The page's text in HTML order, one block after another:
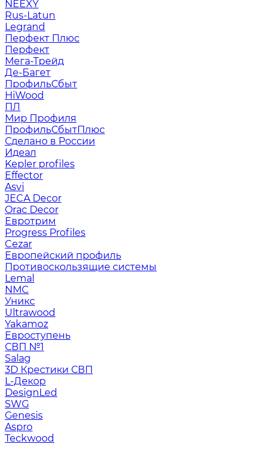
NEEXY
Rus-Latun
Legrand
Перфект Плюс
Перфект
Мега-Трейд
Де-Багет
ПрофильСбыт
HiWood
ПЛ
Мир Профиля
ПрофильСбытПлюс
Сделано в России
Идеал
Kepler profiles
Effector
Asvi
JECA Decor
Orac Decor
Евротрим
Progress Profiles
Cezar
Европейский профиль
Противоскользящие системы
Lemal
NMC
Уникс
Ultrawood
Yakamoz
Евроступень
СВП №1
Salag
3D Крестики СВП
L-Декор
DesignLed
SWG
Genesis
Aspro
Teckwood